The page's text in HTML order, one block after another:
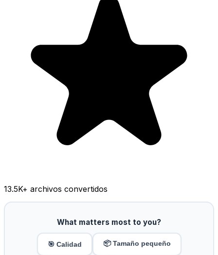
13.5K+ archivos convertidos
What matters most to you?
🎯 Calidad 📦 Tamaño pequeño